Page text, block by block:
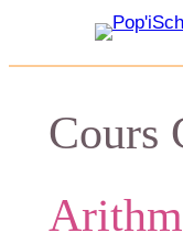
Cours